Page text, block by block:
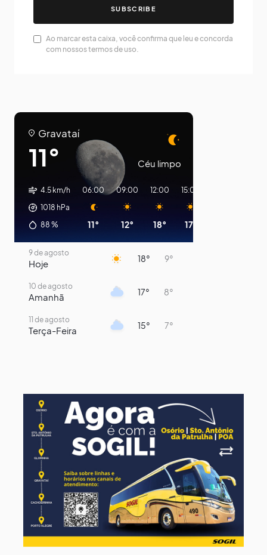
SUBSCRIBE
Ao marcar esta caixa, você confirma que leu e concorda
com nossos termos de uso.
Gravataí
11° Céu limpo
4.5 km/h
1018 hPa
88 %
06:00
11°
09:00
12°
12:00
18°
15:00
17°
9 de agosto
Hoje 18° 9°
10 de agosto
Amanhã 17° 8°
11 de agosto
Terça-Feira 15° 7°
Quinta-Feira 16° 13°
14 de agosto
Sexta-Feira 18° 14°
15 de agosto
Sábado 21° 16°